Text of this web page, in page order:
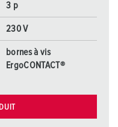
3 p
230 V
bornes à vis
ErgoCONTACT®